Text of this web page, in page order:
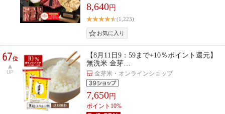
8,640円
(1,223)
67位
UP
【8月11日9：59まで+10％ポイント還元】
無洗米 金芽…
金芽米・オンラインショップ
7,650円
ポイント10%